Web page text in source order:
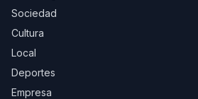
Sociedad
Cultura
Local
Deportes
Empresa